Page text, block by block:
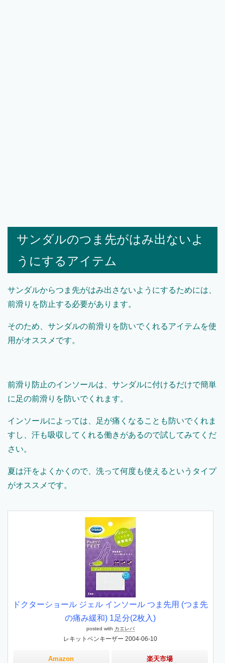
サンダルのつま先がはみ出ないよ
うにするアイテム
サンダルからつま先がはみ出さないようにするためには、
前滑りを防止する必要があります。
そのため、サンダルの前滑りを防いでくれるアイテムを使
用がオススメです。
前滑り防止のインソールは、サンダルに付けるだけで簡単
に足の前滑りを防いでくれます。
インソールによっては、足が痛くなることも防いでくれま
すし、汗も吸収してくれる働きがあるので試してみてくだ
さい。
夏は汗をよくかくので、洗って何度も使えるというタイプ
がオススメです。
ドクターショール ジェル インソール つま先用 (つま先
の痛み緩和) 1足分(2枚入)
posted with カエレバ
レキットベンキーザー 2004-06-10
Amazon 楽天市場